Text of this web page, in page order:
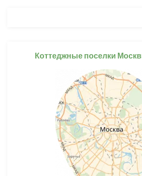
Коттеджные поселки